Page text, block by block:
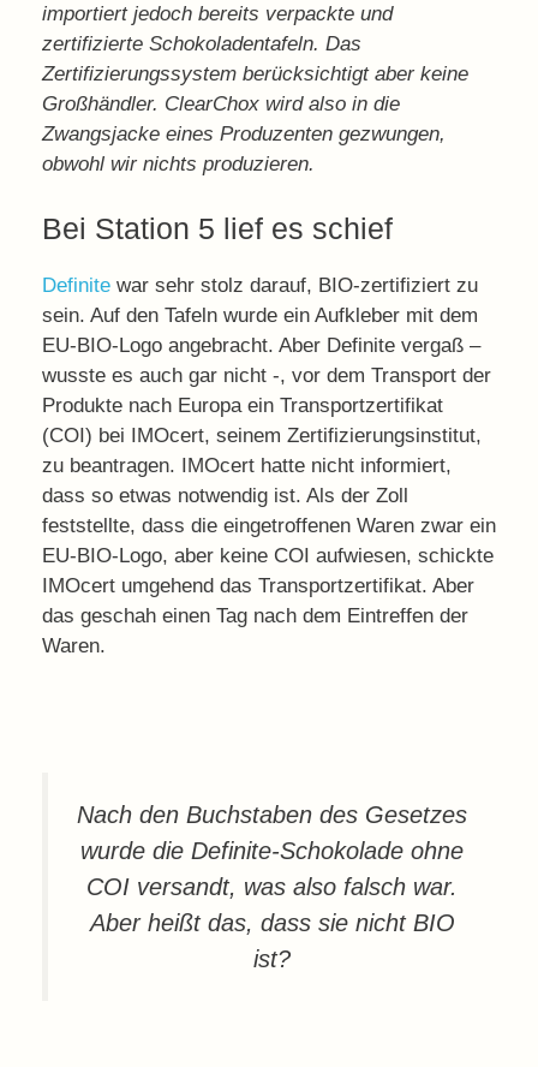
importiert jedoch bereits verpackte und
zertifizierte Schokoladentafeln. Das
Zertifizierungssystem berücksichtigt aber keine
Großhändler. ClearChox wird also in die
Zwangsjacke eines Produzenten gezwungen,
obwohl wir nichts produzieren.
Bei Station 5 lief es schief
Definite war sehr stolz darauf, BIO-zertifiziert zu
sein. Auf den Tafeln wurde ein Aufkleber mit dem
EU-BIO-Logo angebracht. Aber Definite vergaß –
wusste es auch gar nicht -, vor dem Transport der
Produkte nach Europa ein Transportzertifikat
(COI) bei IMOcert, seinem Zertifizierungsinstitut,
zu beantragen. IMOcert hatte nicht informiert,
dass so etwas notwendig ist. Als der Zoll
feststellte, dass die eingetroffenen Waren zwar ein
EU-BIO-Logo, aber keine COI aufwiesen, schickte
IMOcert umgehend das Transportzertifikat. Aber
das geschah einen Tag nach dem Eintreffen der
Waren.
Nach den Buchstaben des Gesetzes
wurde die Definite-Schokolade ohne
COI versandt, was also falsch war.
Aber heißt das, dass sie nicht BIO
ist?